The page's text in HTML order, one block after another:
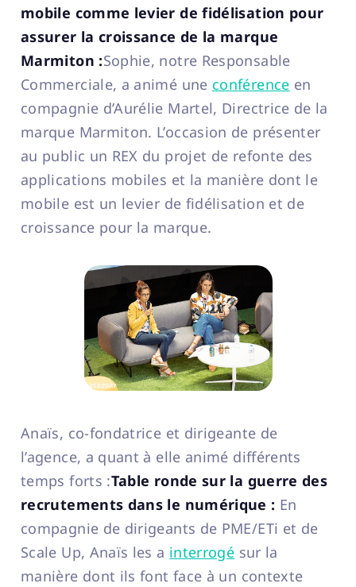
mobile comme levier de fidélisation pour
assurer la croissance de la marque
Marmiton :Sophie, notre Responsable
Commerciale, a animé une conférence en
compagnie d’Aurélie Martel, Directrice de la
marque Marmiton. L’occasion de présenter
au public un REX du projet de refonte des
applications mobiles et la manière dont le
mobile est un levier de fidélisation et de
croissance pour la marque.
Anaïs, co-fondatrice et dirigeante de
l’agence, a quant à elle animé différents
temps forts :Table ronde sur la guerre des
recrutements dans le numérique : En
compagnie de dirigeants de PME/ETi et de
Scale Up, Anaïs les a interrogé sur la
manière dont ils font face à un contexte